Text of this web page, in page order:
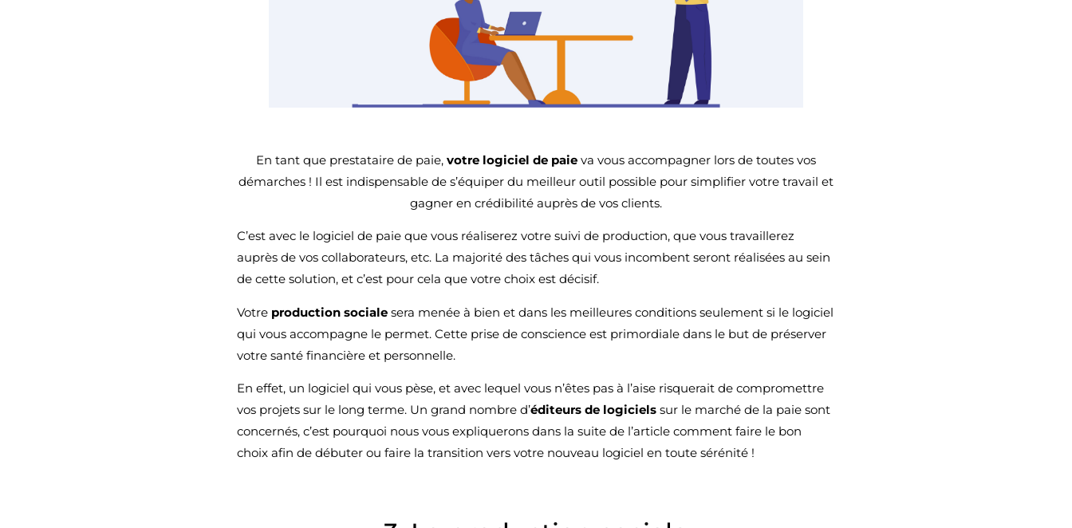
En tant que prestataire de paie, votre logiciel de paie va vous accompagner lors de toutes vos
démarches ! Il est indispensable de s’équiper du meilleur outil possible pour simplifier votre travail et
gagner en crédibilité auprès de vos clients.
C’est avec le logiciel de paie que vous réaliserez votre suivi de production, que vous travaillerez
auprès de vos collaborateurs, etc. La majorité des tâches qui vous incombent seront réalisées au sein
de cette solution, et c’est pour cela que votre choix est décisif.
Votre production sociale sera menée à bien et dans les meilleures conditions seulement si le logiciel
qui vous accompagne le permet. Cette prise de conscience est primordiale dans le but de préserver
votre santé financière et personnelle.
En effet, un logiciel qui vous pèse, et avec lequel vous n’êtes pas à l’aise risquerait de compromettre
vos projets sur le long terme. Un grand nombre d’éditeurs de logiciels sur le marché de la paie sont
concernés, c’est pourquoi nous vous expliquerons dans la suite de l’article comment faire le bon
choix afin de débuter ou faire la transition vers votre nouveau logiciel en toute sérénité !